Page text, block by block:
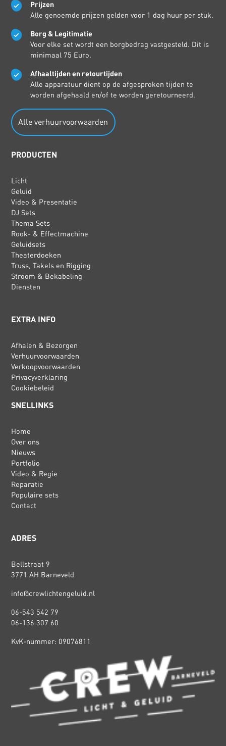
Prijzen
Alle genoemde prijzen gelden voor 1 dag huur per stuk.
Borg & Legitimatie
Voor elke set wordt een borgbedrag vastgesteld. Dit is
minimaal 75 Euro.
Afhaaltijden en retourtijden
Alle apparatuur dient op de afgesproken tijden te
worden afgehaald en/of te worden geretourneerd.
Alle verhuurvoorwaarden
PRODUCTEN
Licht
Geluid
Video & Presentatie
DJ Sets
Thema Sets
Rook- & Effectmachine
Geluidsets
Theaterdoeken
Truss, Takels en Rigging
Stroom & Bekabeling
Diensten
EXTRA INFO
Afhalen & Bezorgen
Verhuurvoorwaarden
Verkoopvoorwaarden
Privacyverklaring
Cookiebeleid
SNELLINKS
Home
Over ons
Nieuws
Portfolio
Video & Regie
Reparatie
Populaire sets
Contact
ADRES
Bellstraat 9
3771 AH Barneveld
info@crewlichtengeluid.nl
06-543 542 79
06-136 307 60
KvK-nummer: 09076811